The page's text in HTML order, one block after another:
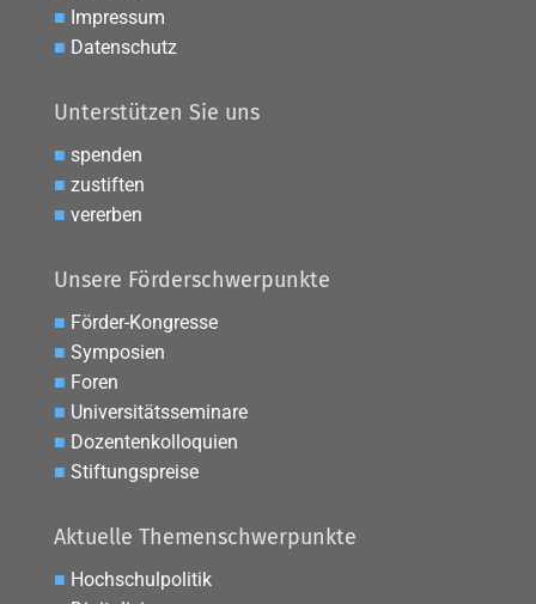
■ Impressum
■ Datenschutz
Unterstützen Sie uns
■ spenden
■ zustiften
■ vererben
Unsere Förderschwerpunkte
■ Förder-Kongresse
■ Symposien
■ Foren
■ Universitätsseminare
■ Dozentenkolloquien
■ Stiftungspreise
Aktuelle Themenschwerpunkte
■ Hochschulpolitik